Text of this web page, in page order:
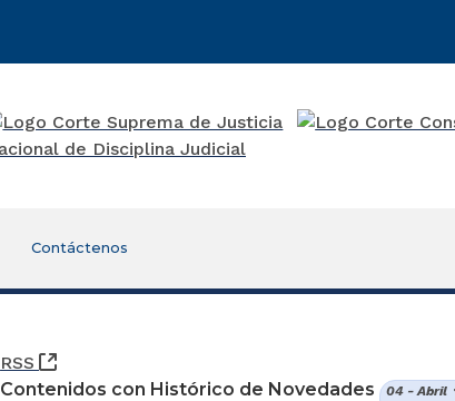
Contáctenos
RSS
(Abre una nueva ventana)
Contenidos con Histórico de Novedades
04 - Abril